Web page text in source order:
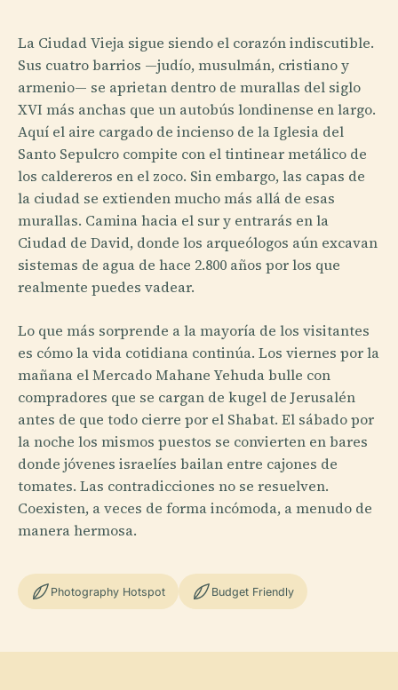
La Ciudad Vieja sigue siendo el corazón indiscutible.
Sus cuatro barrios —judío, musulmán, cristiano y
armenio— se aprietan dentro de murallas del siglo
XVI más anchas que un autobús londinense en largo.
Aquí el aire cargado de incienso de la Iglesia del
Santo Sepulcro compite con el tintinear metálico de
los caldereros en el zoco. Sin embargo, las capas de
la ciudad se extienden mucho más allá de esas
murallas. Camina hacia el sur y entrarás en la
Ciudad de David, donde los arqueólogos aún excavan
sistemas de agua de hace 2.800 años por los que
realmente puedes vadear.
Lo que más sorprende a la mayoría de los visitantes
es cómo la vida cotidiana continúa. Los viernes por la
mañana el Mercado Mahane Yehuda bulle con
compradores que se cargan de kugel de Jerusalén
antes de que todo cierre por el Shabat. El sábado por
la noche los mismos puestos se convierten en bares
donde jóvenes israelíes bailan entre cajones de
tomates. Las contradicciones no se resuelven.
Coexisten, a veces de forma incómoda, a menudo de
manera hermosa.
Photography Hotspot Budget Friendly